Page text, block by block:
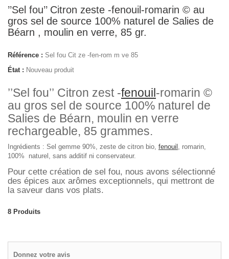
’’Sel fou’’ Citron zeste -fenouil-romarin © au
gros sel de source 100% naturel de Salies de
Béarn , moulin en verre, 85 gr.
Référence : Sel fou Cit ze -fen-rom m ve 85
État : Nouveau produit
’’Sel fou’’ Citron zest -fenouil-romarin ©
au gros sel de source 100% naturel de
Salies de Béarn, moulin en verre
rechargeable, 85 grammes.
Ingrédients : Sel gemme 90%, zeste de citron bio, fenouil , romarin,
100% naturel, sans additif ni conservateur.
Pour cette création de sel fou, nous avons sélectionné
des épices aux arômes exceptionnels, qui mettront de
la saveur dans vos plats.
8 Produits
Donnez votre avis